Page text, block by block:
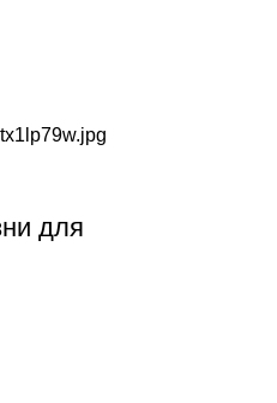
для